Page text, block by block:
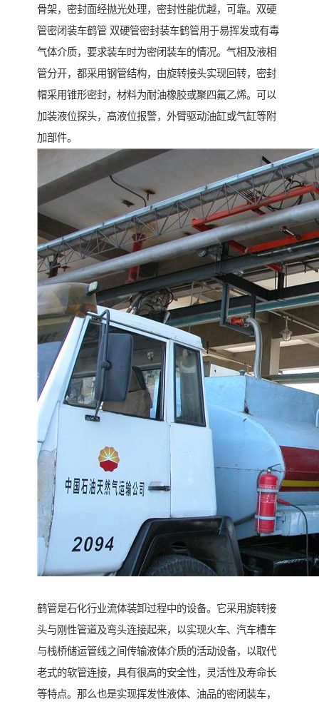
骨架，密封面经抛光处理，密封性能优越，可靠。双硬
管密闭装车鹤管 双硬管密封装车鹤管用于易挥发或有毒
气体介质，要求装车时为密闭装车的情况。气相及液相
管分开，都采用钢管结构，由旋转接头实现回转，密封
帽采用锥形密封，材料为耐油橡胶或聚四氟乙烯。可以
加装液位探头，高液位报警，外臂驱动油缸或气缸等附
加部件。
鹤管是石化行业流体装卸过程中的设备。它采用旋转接
头与刚性管道及弯头连接起来，以实现火车、汽车槽车
与栈桥储运管线之间传输液体介质的活动设备，以取代
老式的软管连接，具有很高的安全性，灵活性及寿命长
等特点。那么也是实现挥发性液体、油品的密闭装车，